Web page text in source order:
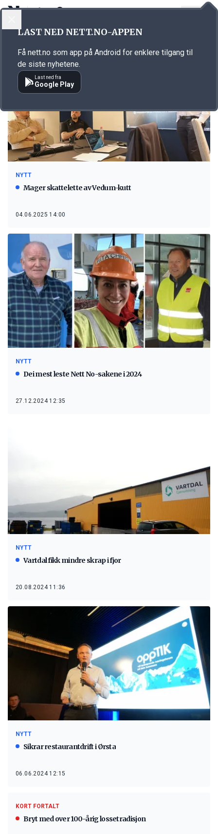
Emne: Vartdal
NYTT
Mager skattelette av Vedum-kutt
04.06.2025 14:00
NYTT
Dei mest leste Nett No-sakene i 2024
27.12.2024 12:35
NYTT
Vartdal fikk mindre skrap i fjor
20.08.2024 11:36
NYTT
Sikrar restaurantdrift i Ørsta
06.06.2024 12:15
KORT FORTALT
Bryt med over 100-årig lossetradisjon
LAST NED NETT.NO-APPEN
Få nett.no som app på Android for enklere tilgang til
de siste nyhetene.
Last ned fra
Google Play